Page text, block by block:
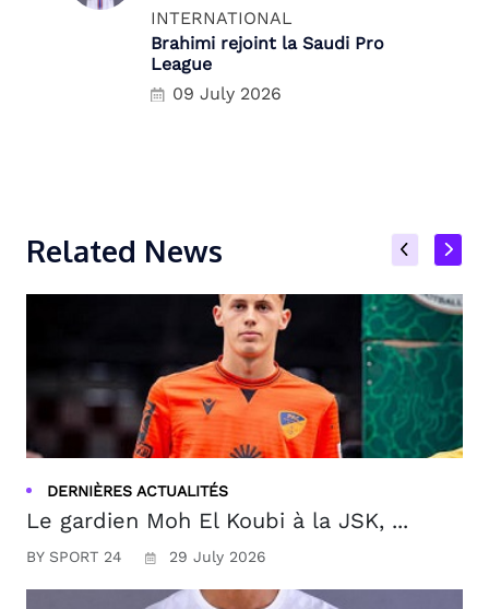
INTERNATIONAL
Brahimi rejoint la Saudi Pro
League
09 July 2026
Related News
DERNIÈRES ACTUALITÉS
Le gardien Moh El Koubi à la JSK, ...
BY SPORT 24 29 July 2026